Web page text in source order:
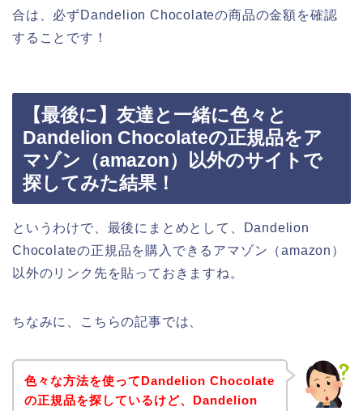
合は、必ずDandelion Chocolateの商品の金額を確認
することです！
【最後に】友達と一緒に色々と
Dandelion Chocolateの正規品をア
マゾン（amazon）以外のサイトで
探してみた結果！
というわけで、最後にまとめとして、Dandelion
Chocolateの正規品を購入できるアマゾン（amazon）
以外のリンク先を貼っておきますね。
ちなみに、こちらの記事では、
色々な方法を使ってDandelion Chocolate
の正規品を探しているけど、Dandelion